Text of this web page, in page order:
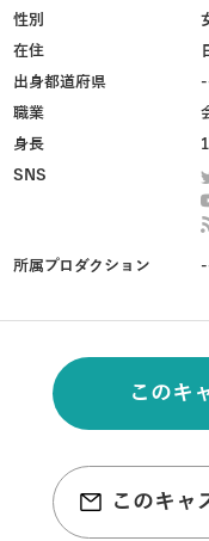
性別
在住
出身都道府県
職業
身長
SNS
所属プロダクション
このキ
このキャ